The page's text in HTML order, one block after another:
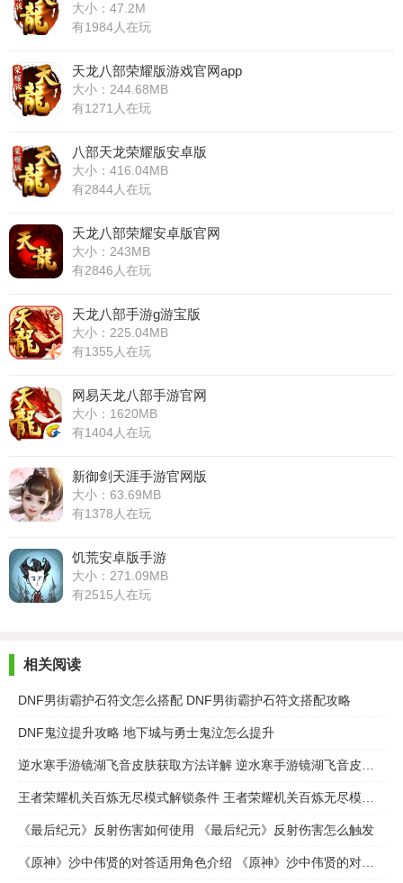
大小：47.2M
有1984人在玩
天龙八部荣耀版游戏官网app
大小：244.68MB
有1271人在玩
八部天龙荣耀版安卓版
大小：416.04MB
有2844人在玩
天龙八部荣耀安卓版官网
大小：243MB
有2846人在玩
天龙八部手游g游宝版
大小：225.04MB
有1355人在玩
网易天龙八部手游官网
大小：1620MB
有1404人在玩
新御剑天涯手游官网版
大小：63.69MB
有1378人在玩
饥荒安卓版手游
大小：271.09MB
有2515人在玩
相关阅读
DNF男街霸护石符文怎么搭配 DNF男街霸护石符文搭配攻略
DNF鬼泣提升攻略 地下城与勇士鬼泣怎么提升
《最后纪元》反射伤害如何使用 《最后纪元》反射伤害怎么触发